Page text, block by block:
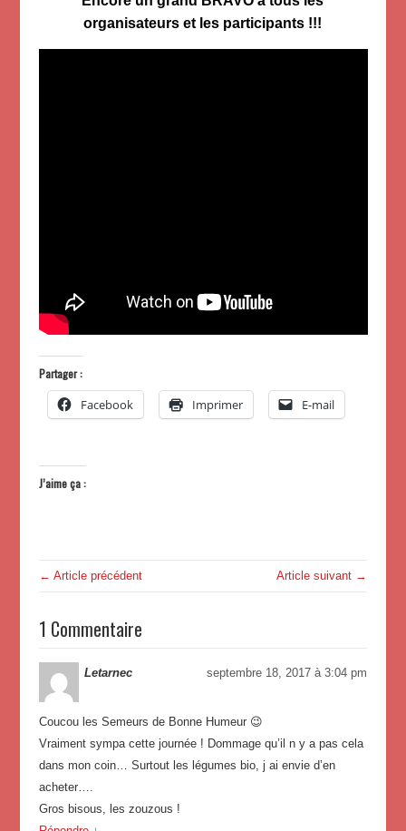
organisateurs et les participants !!!
Partager :
Facebook Imprimer E-mail
J’aime ça :
← Article précédent Article suivant →
1 Commentaire
Letarnec septembre 18, 2017 à 3:04 pm
Coucou les Semeurs de Bonne Humeur 😉
Vraiment sympa cette journée ! Dommage qu’il n y a pas cela
dans mon coin… Surtout les légumes bio, j ai envie d’en
acheter….
Gros bisous, les zouzous !